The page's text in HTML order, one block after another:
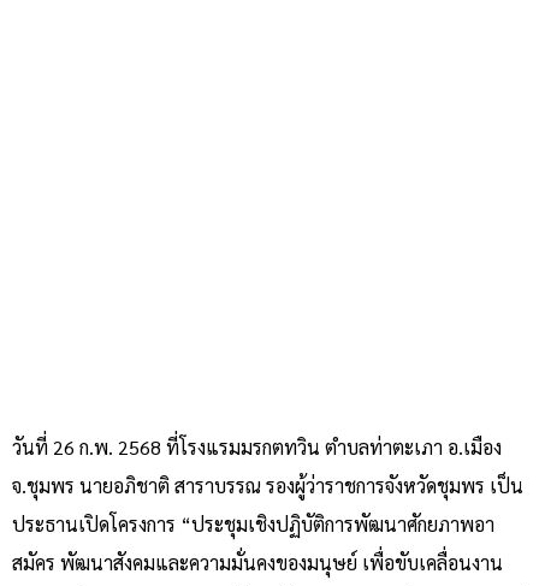
วันที่ 26 ก.พ. 2568 ที่โรงแรมมรกตทวิน ตำบลท่าตะเภา อ.เมือง
จ.ชุมพร นายอภิชาติ สาราบรรณ รองผู้ว่าราชการจังหวัดชุมพร เป็น
ประธานเปิดโครงการ “ประชุมเชิงปฏิบัติการพัฒนาศักยภาพอา
สมัคร พัฒนาสังคมและความมั่นคงของมนุษย์ เพื่อขับเคลื่อนงาน